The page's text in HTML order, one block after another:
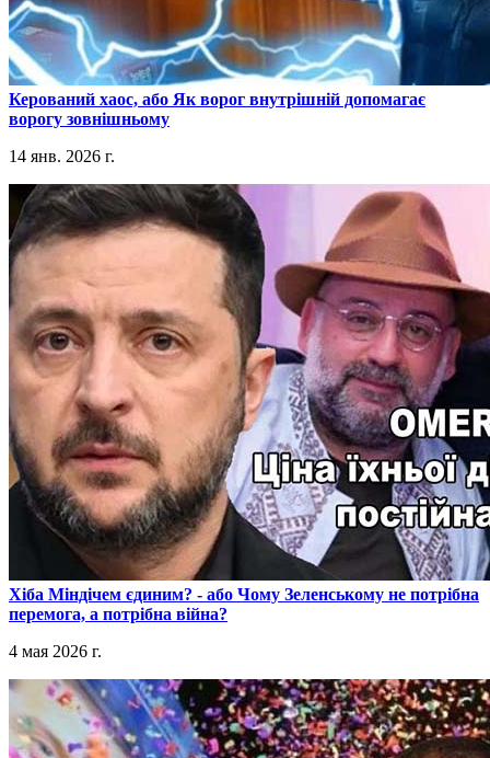
​Керований хаос, або Як ворог внутрішній допомагає
ворогу зовнішньому
14 янв. 2026 г.
​Хіба Міндічем єдиним? - або Чому Зеленському не потрібна
перемога, а потрібна війна?
4 мая 2026 г.